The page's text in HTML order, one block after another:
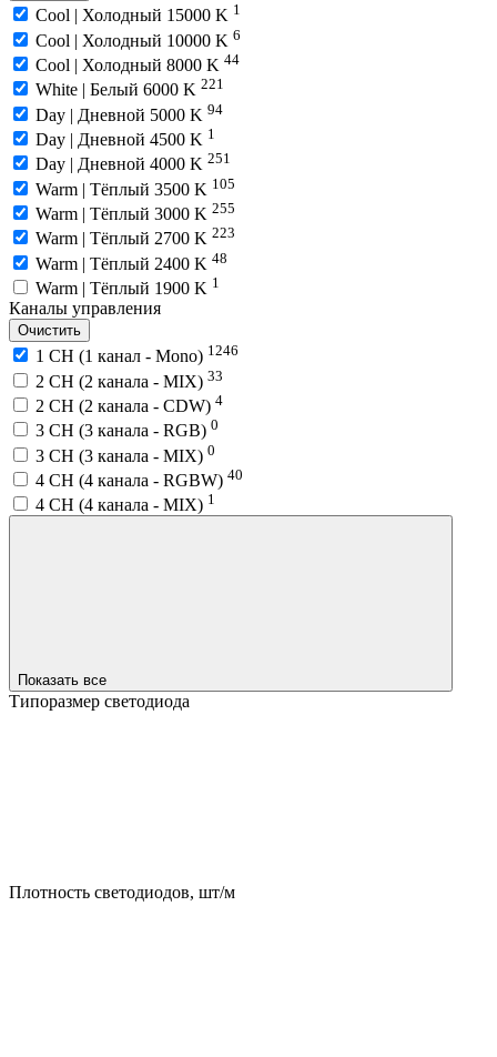
Cool | Холодный 15000 K 1
Cool | Холодный 10000 K 6
Cool | Холодный 8000 K 44
White | Белый 6000 K 221
Day | Дневной 5000 K 94
Day | Дневной 4500 K 1
Day | Дневной 4000 K 251
Warm | Тёплый 3500 K 105
Warm | Тёплый 3000 K 255
Warm | Тёплый 2700 K 223
Warm | Тёплый 2400 K 48
Warm | Тёплый 1900 K 1
Каналы управления
Очистить
1 CH (1 канал - Mono) 1246
2 CH (2 канала - MIX) 33
2 CH (2 канала - CDW) 4
3 CH (3 канала - RGB) 0
3 CH (3 канала - MIX) 0
4 CH (4 канала - RGBW) 40
4 CH (4 канала - MIX) 1
Показать все
Типоразмер светодиода
Плотность светодиодов, шт/м